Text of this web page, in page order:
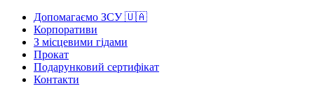
Допомагаємо ЗСУ 🇺🇦
Корпоративи
З місцевими гідами
Прокат
Подарунковий сертифікат
Контакти